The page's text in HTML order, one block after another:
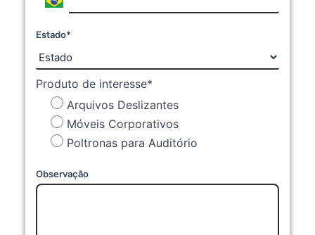
Estado*
Produto de interesse*
Arquivos Deslizantes
Móveis Corporativos
Poltronas para Auditório
Observação